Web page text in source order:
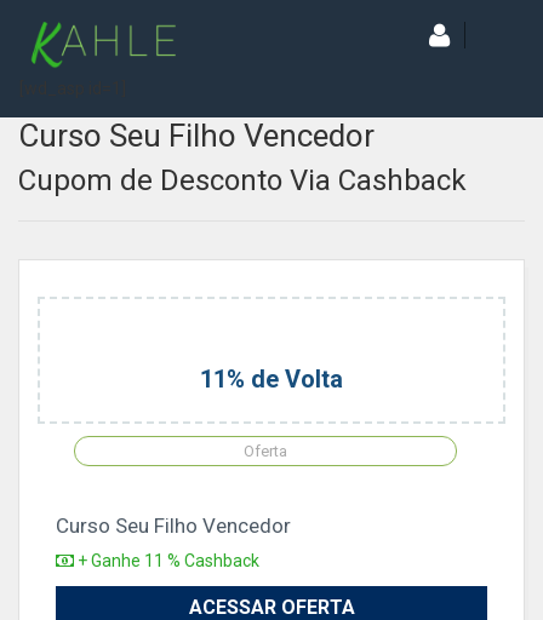
Curso Seu Filho Vencedor
Cupom de Desconto Via Cashback
11% de Volta
Oferta
Curso Seu Filho Vencedor
+ Ganhe 11 % Cashback
ACESSAR OFERTA